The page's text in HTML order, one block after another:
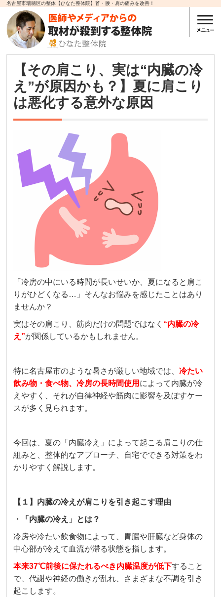
名古屋市瑞穂区の整体【ひなた整体院】首・腰・肩の痛みを改善！
【その肩こり、実は“内臓の冷
え”が原因かも？】夏に肩こり
は悪化する意外な原因
「冷房の中にいる時間が長いせいか、夏になると肩こ
りがひどくなる…」そんなお悩みを感じたことはあり
ませんか？
実はその肩こり、筋肉だけの問題ではなく “内臓の冷
え”が関係しているかもしれません。
特に名古屋市のような暑さが厳しい地域では、冷たい
飲み物・食べ物、冷房の長時間使用 によって内臓が冷
えやすく、それが自律神経や筋肉に影響を及ぼすケー
スが多く見られます。
今回は、夏の「内臓冷え」によって起こる肩こりの仕
組みと、整体的なアプローチ、自宅でできる対策をわ
かりやすく解説します。
【１】内臓の冷えが肩こりを引き起こす理由
・「内臓の冷え」とは？
冷房や冷たい飲食物によって、胃腸や肝臓など身体の
中心部が冷えて血流が滞る状態を指します。
本来37℃前後に保たれるべき内臓温度が低下すること
で、代謝や神経の働きが乱れ、さまざまな不調を引き
起こします。